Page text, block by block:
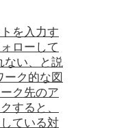
を入力す
ローして
ない、と説
ーク的な図
ク先のア
すると、
ている対